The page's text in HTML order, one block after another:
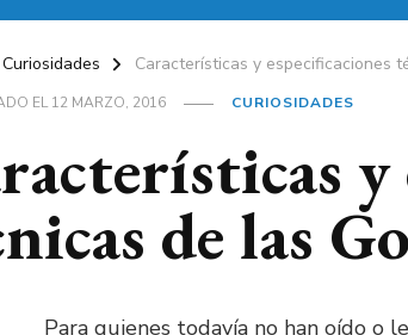
Curiosidades Características y especificaciones
EL12 MARZO, 2016 CURIOSIDADES
y
de las
Para quienes todavía no han oído o